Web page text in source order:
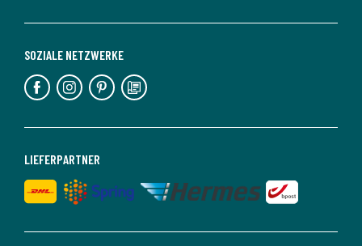
LIEFERPARTNER
SOZIALE NETZWERKE